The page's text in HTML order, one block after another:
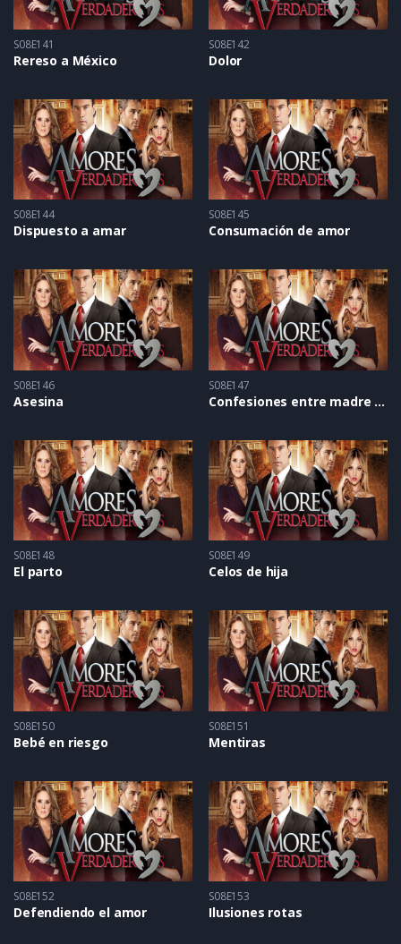
S08E141
Rereso a México
S08E142
Dolor
S08E144
Dispuesto a amar
S08E145
Consumación de amor
S08E146
Asesina
S08E147
Confesiones entre madre e hija
S08E148
El parto
S08E149
Celos de hija
S08E150
Bebé en riesgo
S08E151
Mentiras
S08E152
Defendiendo el amor
S08E153
Ilusiones rotas